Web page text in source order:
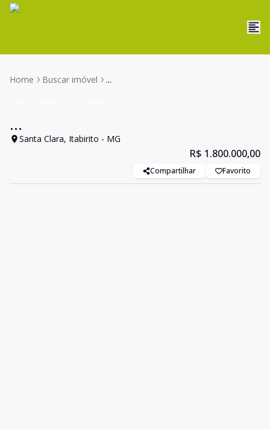
Home Buscar imóvel ...
...
Santa Clara, Itabirito - MG
R$ 1.800.000,00
Compartilhar Favorito